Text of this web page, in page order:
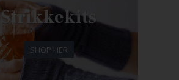
Strikkekits
SHOP HER